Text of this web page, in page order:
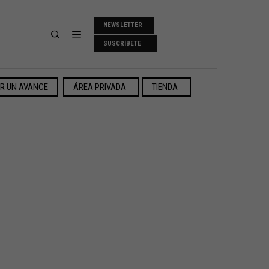
NEWSLETTER
SUSCRÍBETE
UN AVANCE ÁREA PRIVADA TIENDA